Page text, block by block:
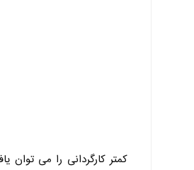
کمتر کارگردانی را می توان